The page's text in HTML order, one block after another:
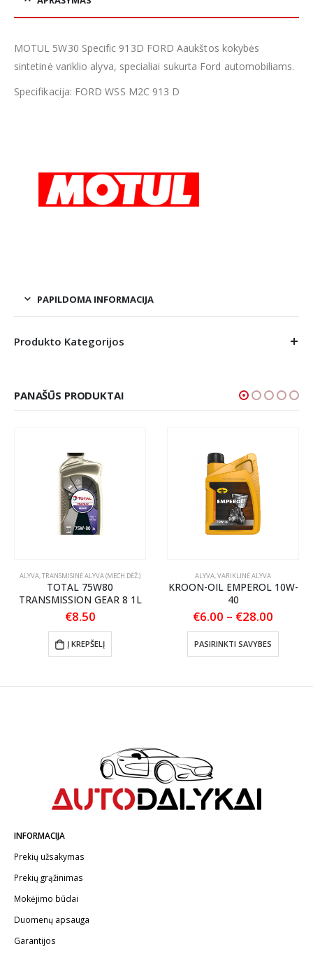
MOTUL 5W30 Specific 913D FORD Aaukštos kokybės
sintetinė variklio alyva, specialiai sukurta Ford automobiliams.
Specifikacija: FORD WSS M2C 913 D
PAPILDOMA INFORMACIJA
Produkto Kategorijos
PANAŠŪS PRODUKTAI
ALYVA,TRANSMISINĖ ALYVA (MECH.DĖŽ.)
TOTAL 75W80
TRANSMISSION GEAR 8 1L
€8.50
Į KREPŠELĮ
ALYVA,VARIKLINĖ ALYVA
KROON-OIL EMPEROL 10W-
40
€6.00 – €28.00
€28.00
PASIRINKTI SAVYBES
This product has multiple variants. The options may be chosen on the product page
INFORMACIJA
Prekių užsakymas
Prekių grąžinimas
Mokėjimo būdai
Duomenų apsauga
Garantijos